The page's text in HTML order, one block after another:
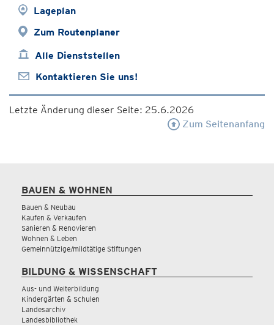
Lageplan
Zum Routenplaner
Alle Dienststellen
Kontaktieren Sie uns!
Letzte Änderung dieser Seite: 25.6.2026
Zum Seitenanfang
BAUEN & WOHNEN
Bauen & Neubau
Kaufen & Verkaufen
Sanieren & Renovieren
Wohnen & Leben
Gemeinnützige/mildtätige Stiftungen
BILDUNG & WISSENSCHAFT
Aus- und Weiterbildung
Kindergärten & Schulen
Landesarchiv
Landesbibliothek